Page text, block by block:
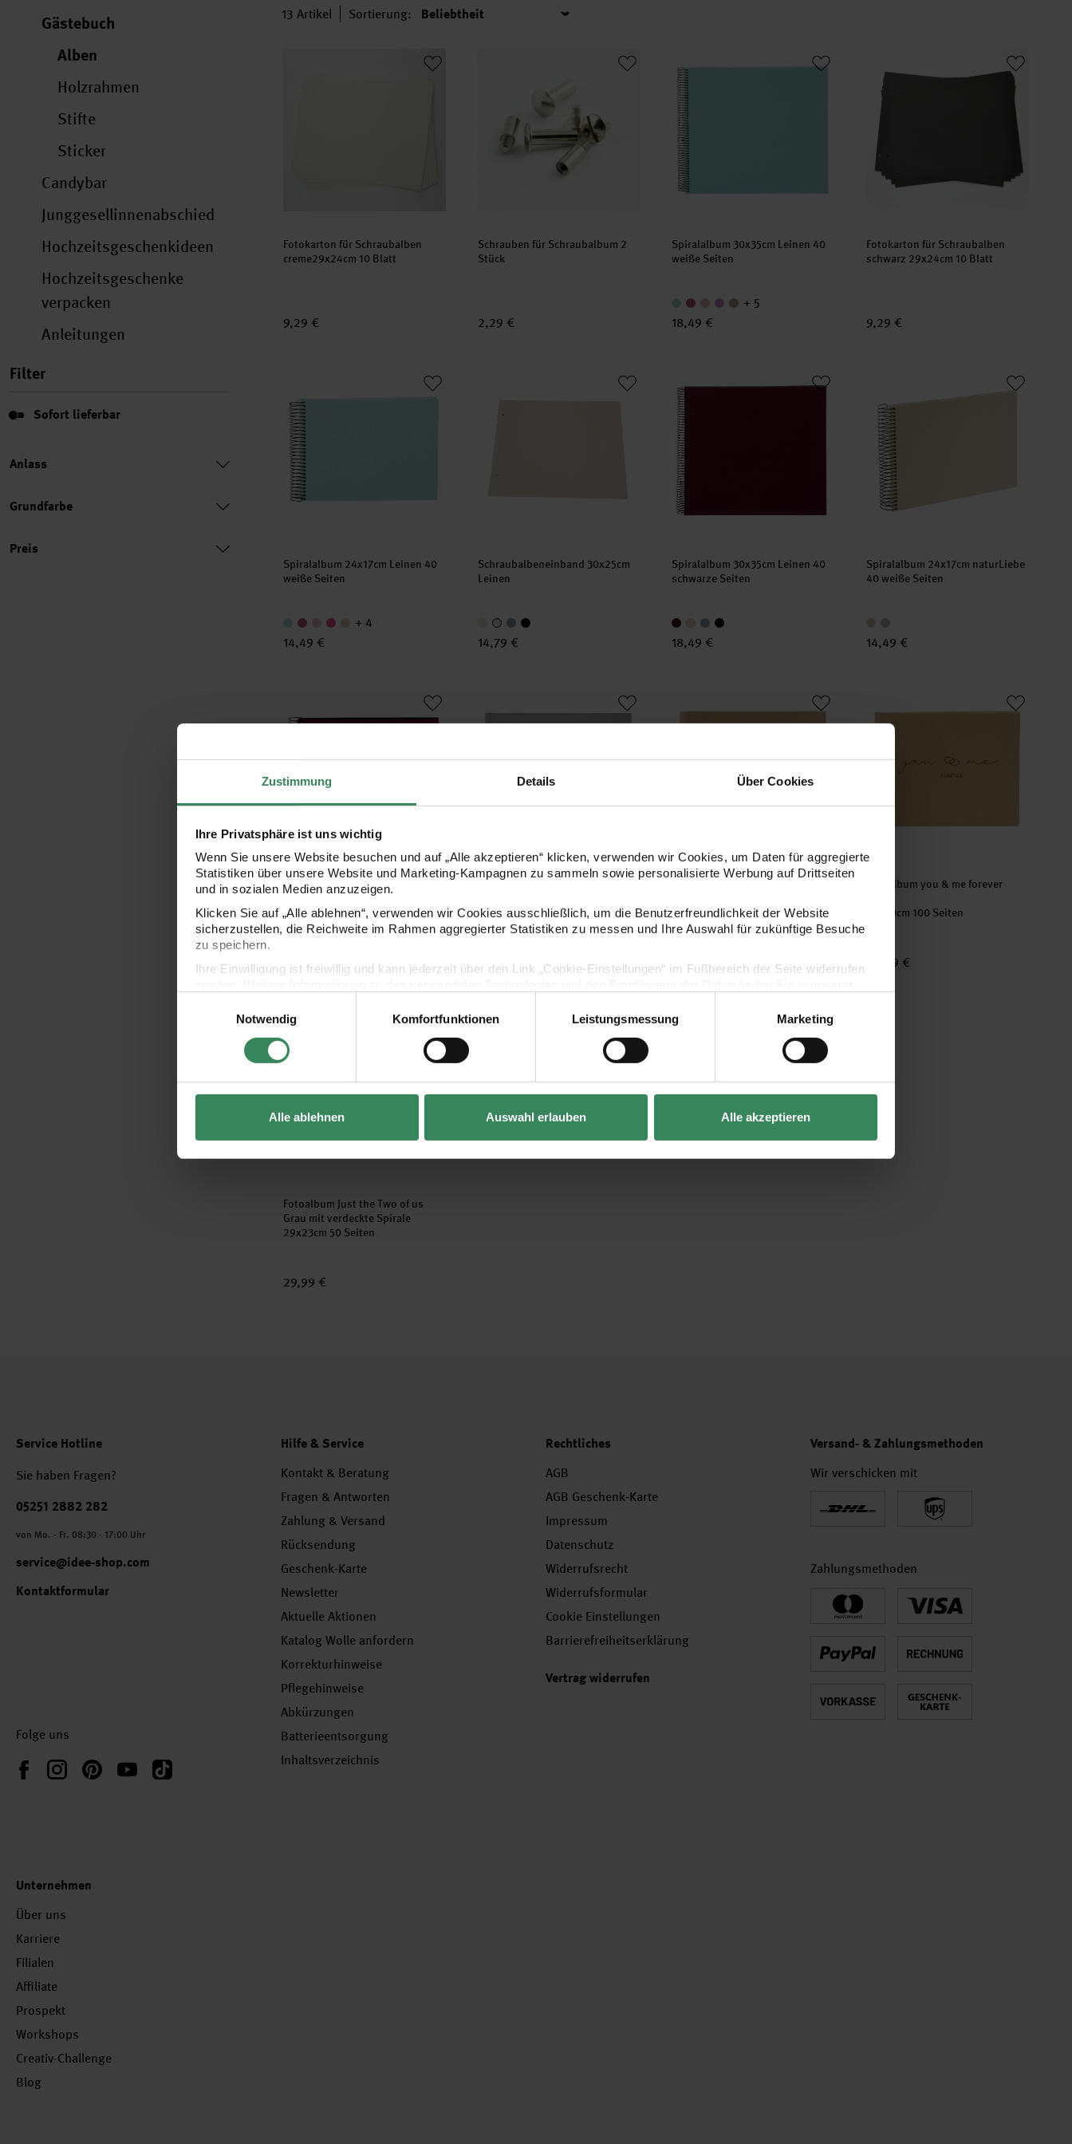
Zustimmung Details Über Cookies
Ihre Privatsphäre ist uns wichtig
Wenn Sie unsere Website besuchen und auf „Alle akzeptieren“ klicken, verwenden wir Cookies, um Daten für aggregierte
Statistiken über unsere Website und Marketing-Kampagnen zu sammeln sowie personalisierte Werbung auf Drittseiten
und in sozialen Medien anzuzeigen.
Klicken Sie auf „Alle ablehnen“, verwenden wir Cookies ausschließlich, um die Benutzerfreundlichkeit der Website
sicherzustellen, die Reichweite im Rahmen aggregierter Statistiken zu messen und Ihre Auswahl für zukünftige Besuche
zu speichern.
Ihre Einwilligung ist freiwillig und kann jederzeit über den Link „Cookie-Einstellungen“ im Fußbereich der Seite widerrufen
Impressum
Datenschutz Vertrag widerrufen
Notwendig
Komfortfunktionen Leistungsmessung Marketing
Alle ablehnen Auswahl erlauben Alle akzeptieren
Gästebuch
Alben
Holzrahmen
Stifte
Sticker
Candybar
Junggesellinnenabschied
Hochzeitsgeschenkideen
Hochzeitsgeschenke
verpacken
Anleitungen
Filter
Sofort lieferbar
Sofort lieferbar
Anlass
Grundfarbe
Preis
Preis
13 Artikel Sortierung:
Fotokarton für Schraubalben
creme29x24cm 10 Blatt
9,29 €
Schrauben für Schraubalbum 2
Stück
2,29 €
Spiralalbum 30x35cm Leinen 40
weiße Seiten
+ 5
18,49 €
Fotokarton für Schraubalben
schwarz 29x24cm 10 Blatt
9,29 €
Spiralalbum 24x17cm Leinen 40
weiße Seiten
+ 4
14,49 €
Schraubalbeneinband 30x25cm
Leinen
14,79 €
Spiralalbum 30x35cm Leinen 40
schwarze Seiten
18,49 €
Spiralalbum 24x17cm naturLiebe
40 weiße Seiten
14,49 €
Spiralalbum 24x17cm Leinen 40
schwarze Seiten
14,49 €
Fotoalbum Just the Two of us
20x25cm 100 Seiten
24,99 €
Fotoalbum you & me forever
50 Seiten
29,99 €
Fotoalbum you & me forever
25x20cm 100 Seiten
24,99 €
Fotoalbum Just the Two of us
Grau mit verdeckte Spirale
29x23cm 50 Seiten
29,99 €
Service Hotline
Sie haben Fragen?
Telefonnummer
05251 2882 282
von Mo. - Fr. 08:30 - 17:00 Uhr
service@idee-shop.com
Kontaktformular
Folge uns
FacebookInstagramPinterestYouTubeTikTok
Hilfe & Service
Kontakt & Beratung
Fragen & Antworten
Zahlung & Versand
Rücksendung
Geschenk-Karte
Newsletter
Aktuelle Aktionen
Katalog Wolle anfordern
Korrekturhinweise
Pflegehinweise
Abkürzungen
Batterieentsorgung
Inhaltsverzeichnis
Rechtliches
AGB
AGB Geschenk-Karte
Impressum
Datenschutz
Widerrufsrecht
Widerrufsformular
Cookie Einstellungen
Barrierefreiheitserklärung
Vertrag widerrufen
Versand- & Zahlungsmethoden
Wir verschicken mit
Zahlungsmethoden
Unternehmen
Über uns
Karriere
Filialen
Affiliate
Prospekt
Workshops
Creativ-Challenge
Blog